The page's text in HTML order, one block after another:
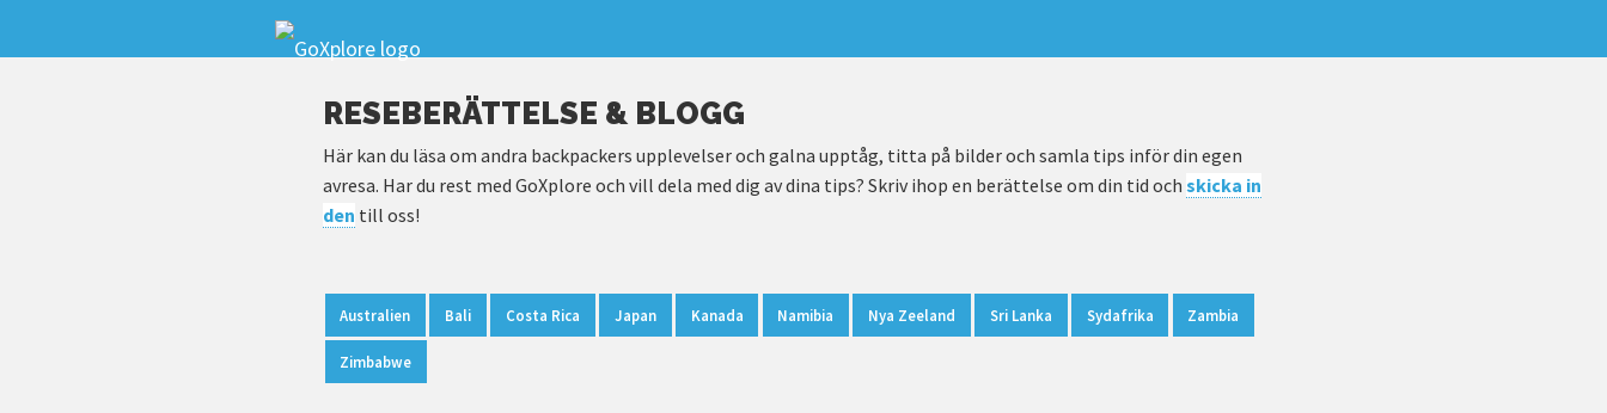
RESEBERÄTTELSE & BLOGG
Här kan du läsa om andra backpackers upplevelser och galna upptåg, titta på bilder och samla tips inför din egen
avresa. Har du rest med GoXplore och vill dela med dig av dina tips? Skriv ihop en berättelse om din tid och skicka in
den till oss!
Australien Bali Costa Rica Japan Kanada Namibia Nya Zeeland Sri Lanka Sydafrika Zambia
Zimbabwe